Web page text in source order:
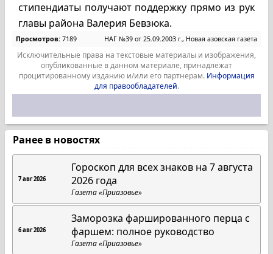
стипендиаты получают поддержку прямо из рук
главы района Валерия Бевзюка.
Просмотров: 7189 НАГ №39 от 25.09.2003 г., Новая азовская газета
Исключительные права на текстовые материалы и изображения,
опубликованные в данном материале, принадлежат
процитированному изданию и/или его партнерам. Информация
для правообладателей.
Ранее в новостях
7 авг 2026
Гороскоп для всех знаков на 7 августа
2026 года
Газета «Приазовье»
6 авг 2026
Заморозка фаршированного перца с
фаршем: полное руководство
Газета «Приазовье»